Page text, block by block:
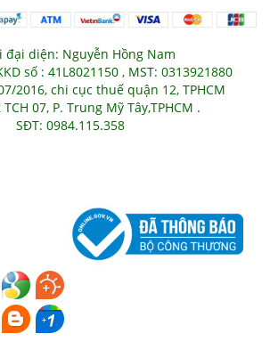
đại diện: Nguyễn Hồng Nam
số : 41L8021150 , MST: 0313921880
2016, chi cục thuế quận 12, TPHCM
07, P. Trung Mỹ Tây,TPHCM .
SĐT: 0984.115.358